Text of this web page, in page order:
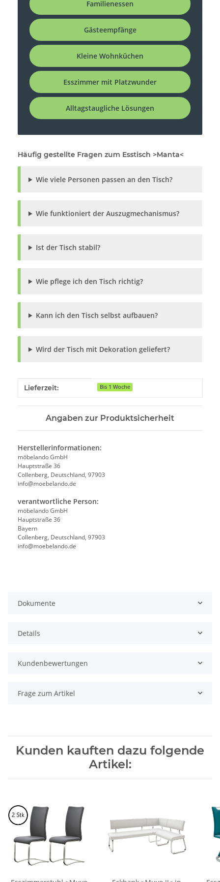
Familienessen
Gästeempfänge
Kleine Wohnküchen
Esszimmer mit Platzwunder
Alltagstaugliche Lösungen
Häufig gestellte Fragen zum Esstisch >Manta<
Wie viele Personen passen an den Tisch?
Wie funktioniert der Auszugmechanismus?
Ist der Tisch stabil?
Wie pflege ich den Tisch richtig?
Kann ich den Tisch selbst aufbauen?
Wird der Tisch mit Dekoration geliefert?
Produkteigenschaft
Wert
Lieferzeit: Bis 1 Woche
Angaben zur Produktsicherheit
Herstellerinformationen:
möbelando GmbH
Hauptstraße 36
Collenberg, Deutschland, 97903
info@moebelando.de
verantwortliche Person:
möbelando GmbH
Hauptstraße 36
Bayern
Collenberg, Deutschland, 97903
info@moebelando.de
Dokumente
Details
Kundenbewertungen
Frage zum Artikel
Kunden kauften dazu folgende
Artikel: